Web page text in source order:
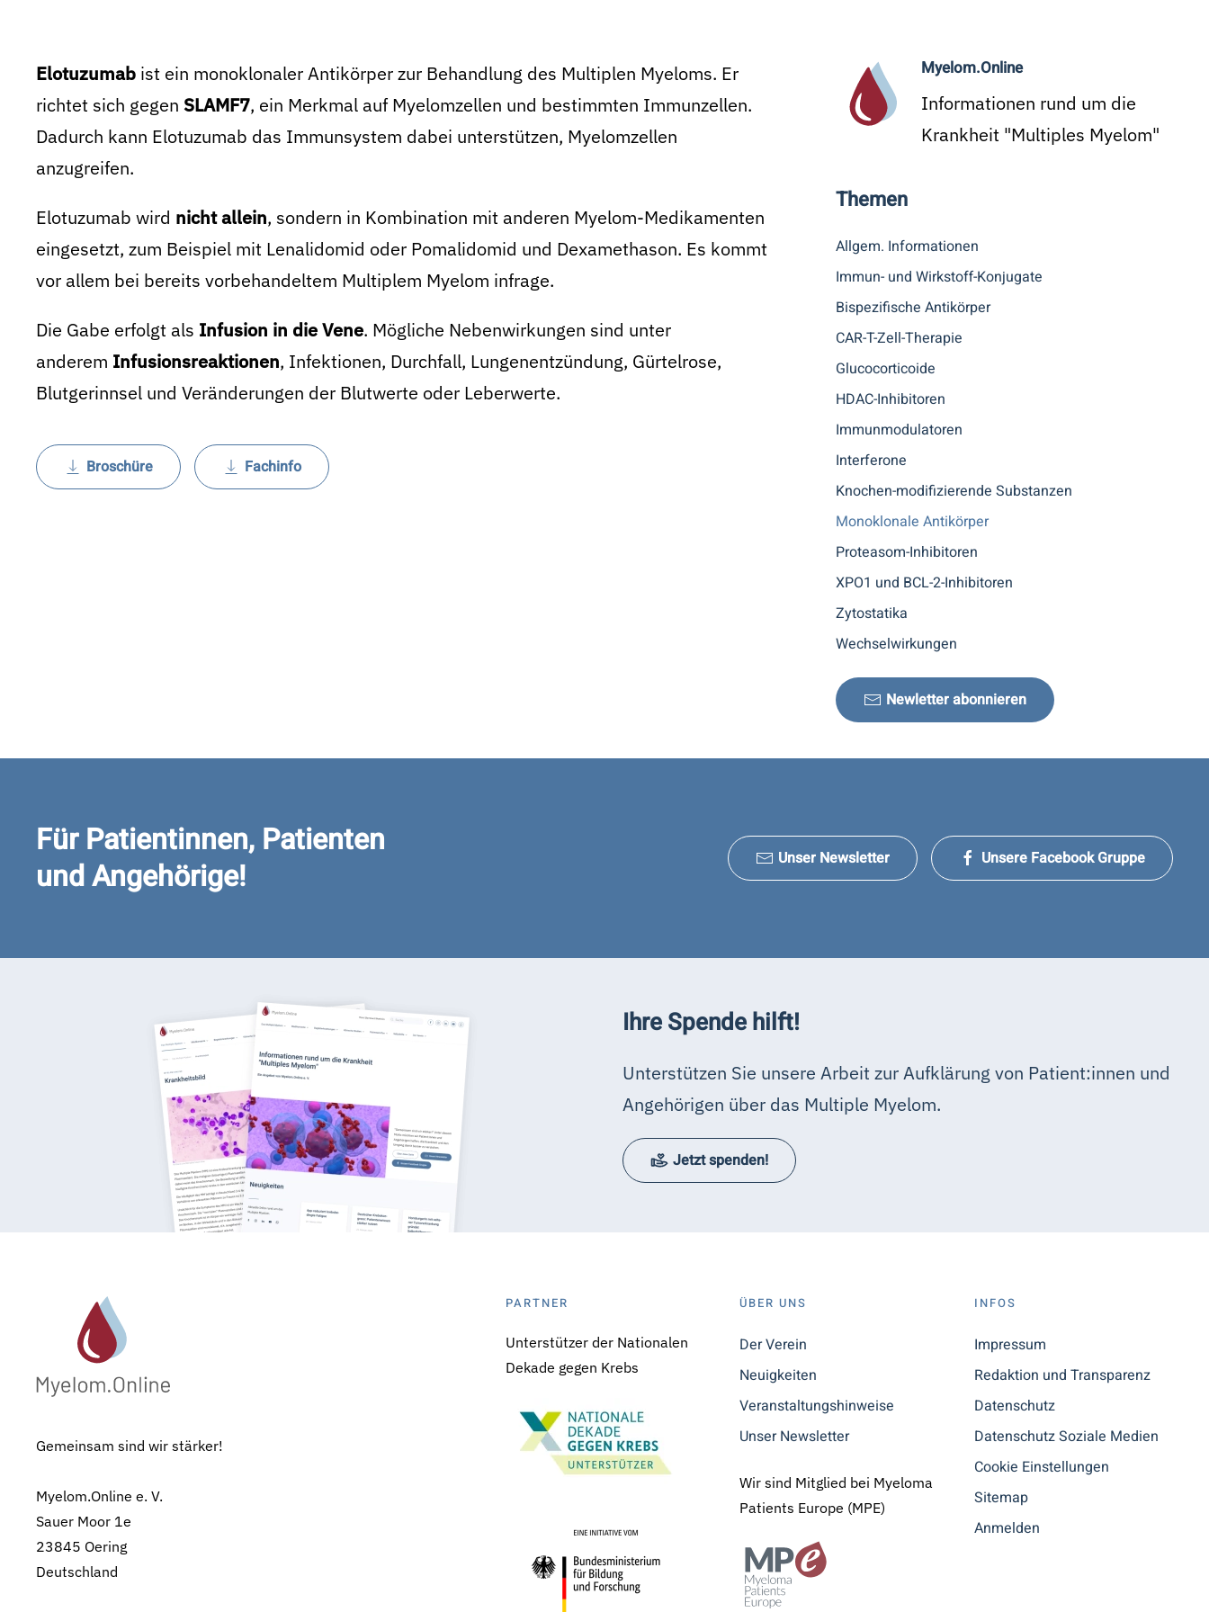
Elotuzumab ist ein monoklonaler Antikörper zur Behandlung des Multiplen Myeloms. Er
richtet sich gegen SLAMF7, ein Merkmal auf Myelomzellen und bestimmten Immunzellen.
Dadurch kann Elotuzumab das Immunsystem dabei unterstützen, Myelomzellen
anzugreifen.
Elotuzumab wird nicht allein, sondern in Kombination mit anderen Myelom-Medikamenten
eingesetzt, zum Beispiel mit Lenalidomid oder Pomalidomid und Dexamethason. Es kommt
vor allem bei bereits vorbehandeltem Multiplem Myelom infrage.
Die Gabe erfolgt als Infusion in die Vene. Mögliche Nebenwirkungen sind unter
anderem Infusionsreaktionen, Infektionen, Durchfall, Lungenentzündung, Gürtelrose,
Blutgerinnsel und Veränderungen der Blutwerte oder Leberwerte.
Broschüre Fachinfo
Myelom.Online
Informationen rund um die
Krankheit "Multiples Myelom"
Themen
Allgem. Informationen
Immun- und Wirkstoff-Konjugate
Bispezifische Antikörper
CAR-T-Zell-Therapie
Glucocorticoide
HDAC-Inhibitoren
Immunmodulatoren
Interferone
Knochen-modifizierende Substanzen
Monoklonale Antikörper
Proteasom-Inhibitoren
XPO1 und BCL-2-Inhibitoren
Zytostatika
Wechselwirkungen
Newletter abonnieren
Für Patientinnen, Patienten
und Angehörige!
Unser Newsletter Unsere Facebook Gruppe
Ihre Spende hilft!
Unterstützen Sie unsere Arbeit zur Aufklärung von Patient:innen und
Angehörigen über das Multiple Myelom.
Jetzt spenden!
Gemeinsam sind wir stärker!
Myelom.Online e. V.
Sauer Moor 1e
23845 Oering
Deutschland
PARTNER
Unterstützer der Nationalen
Dekade gegen Krebs
ÜBER UNS
Der Verein
Neuigkeiten
Veranstaltungshinweise
Unser Newsletter
Wir sind Mitglied bei Myeloma
Patients Europe (MPE)
INFOS
Impressum
Redaktion und Transparenz
Datenschutz
Datenschutz Soziale Medien
Cookie Einstellungen
Sitemap
Anmelden